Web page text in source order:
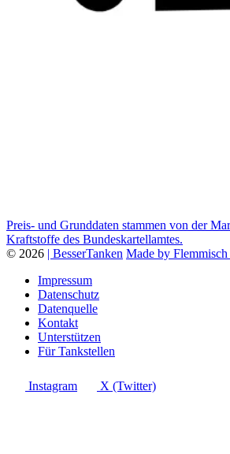
Preis- und Grunddaten stammen von der
Kraftstoffe des Bundeskartellamtes.
© 2026 | BesserTanken Made by
Impressum
Datenschutz
Datenquelle
Kontakt
Unterstützen
Für Tankstellen
Instagram X (Twitter)